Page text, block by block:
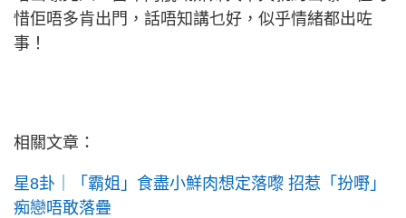
惜佢唔多肯出門，話唔知講乜好，似乎情緒都出咗
事！
相關文章：
星8卦｜「霸姐」食盡小鮮肉想定落嚟 招惹「扮嘢」
痴戀唔敢落疊